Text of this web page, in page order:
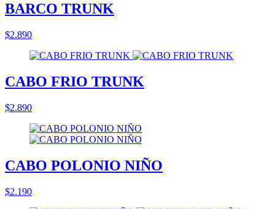
BARCO TRUNK
$2.890
CABO FRIO TRUNK
$2.890
CABO POLONIO NIÑO
$2.190